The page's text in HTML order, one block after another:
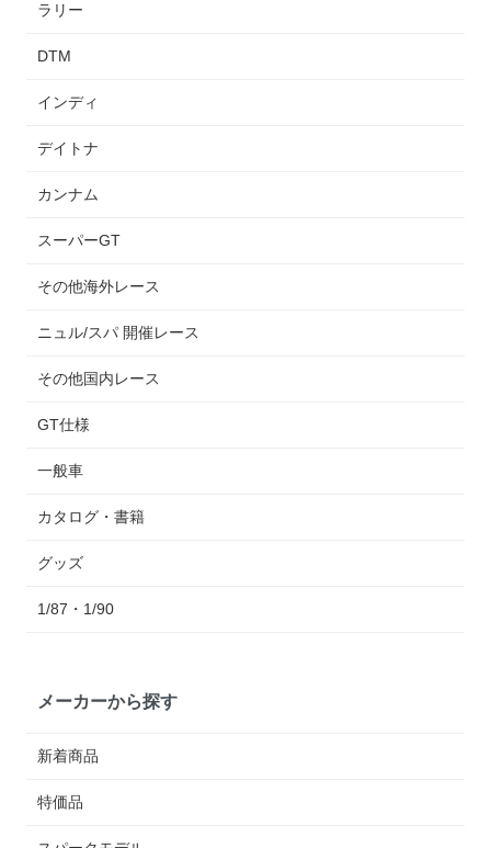
ラリー
DTM
インディ
デイトナ
カンナム
スーパーGT
その他海外レース
ニュル/スパ 開催レース
その他国内レース
GT仕様
一般車
カタログ・書籍
グッズ
1/87・1/90
メーカーから探す
新着商品
特価品